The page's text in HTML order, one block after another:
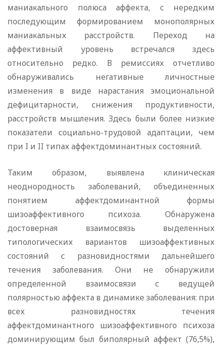
маниакального полюса аффекта, с нередким
последующим формированием монополярных
маниакальных расстройств. Переход на
аффективный уровень встречался здесь
относительно редко. В ремиссиях отчетливо
обнаруживались негативные личностные
изменения в виде нарастания эмоциональной
дефицитарности, снижения продуктивности,
расстройств мышления. Здесь были более низкие
показатели социально-трудовой адаптации, чем
при I и II типах аффектдоминантных состояний.
Таким образом, выявлена клиническая
неоднородность заболеваний, объединенных
понятием аффектдоминантной формы
шизоаффективного психоза. Обнаружена
достоверная взаимосвязь выделенных
типологических вариантов шизоаффективных
состояний с разновидностями дальнейшего
течения заболевания. Они не обнаружили
определенной взаимосвязи с ведущей
полярностью аффекта в динамике заболевания: при
всех разновидностях течения
аффектдоминантного шизоаффективного психоза
доминирующим был биполярный аффект (76,5%),